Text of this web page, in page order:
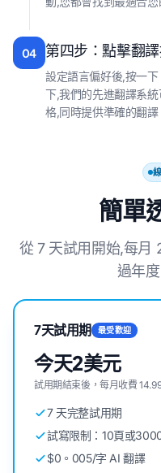
04 第四步：點擊翻
設定語言偏好後,按一
下,我們的先進翻譯系
格,同時提供準確的翻譯
簡單
從 7 天試用開始,每月
過年
7天試用期 最受歡迎
今天2美元
試用期結束後，每月收費
7 天完整試用期
試寫限制：10頁或
$0。005/字 AI 翻譯